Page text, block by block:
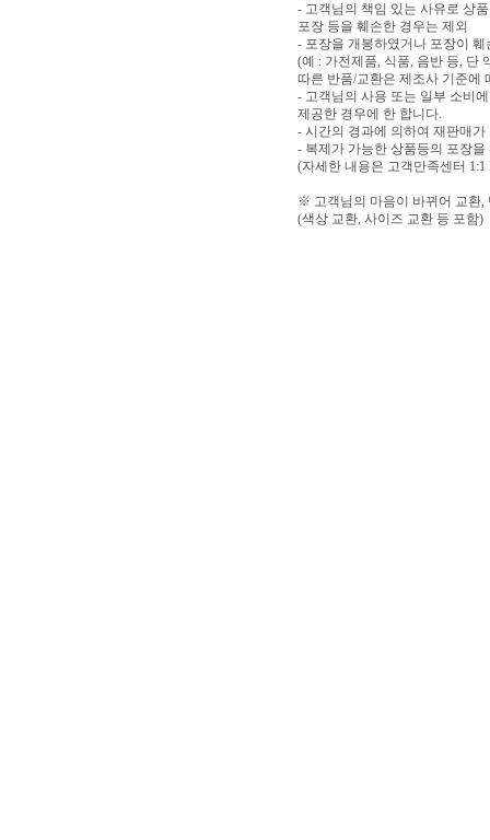
- 고객님의 책임 있는 사유로 상
포장 등을 훼손한 경우는 제외
- 포장을 개봉하였거나 포장이
(예 : 가전제품, 식품, 음반 등, 단
따른 반품/교환은 제조사 기준에
- 고객님의 사용 또는 일부 소비
제공한 경우에 한 합니다.
- 시간의 경과에 의하여 재판매
- 복제가 가능한 상품등의 포장을
(자세한 내용은 고객만족센터
※ 고객님의 마음이 바뀌어 교환,
(색상 교환, 사이즈 교환 등 포함)